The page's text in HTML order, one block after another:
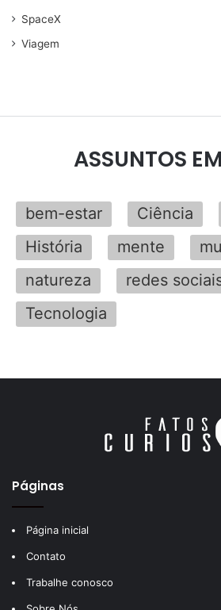
SpaceX
Viagem
ASSUNTOS
bem-estar Ciência
História
mente
natureza
redes
Tecnologia
Páginas
Página inicial
Contato
Trabalhe conosco